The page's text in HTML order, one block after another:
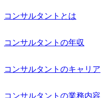
コンサルタントとは
コンサルタントの年収
コンサルタントのキャリア
コンサルタントの業務内容